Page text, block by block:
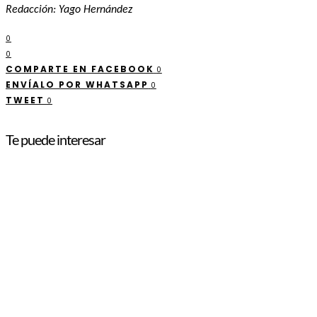
Redacción: Yago Hernández
0
0
COMPARTE EN FACEBOOK 0
ENVÍALO POR WHATSAPP 0
TWEET 0
Te puede interesar